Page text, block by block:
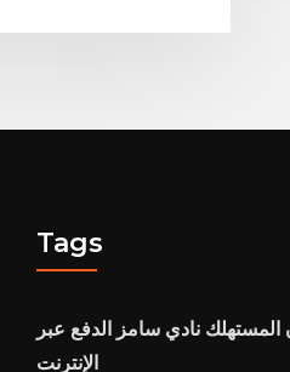
Tags
المستهلك نادي سامز الدفع عبر
الإنترنت